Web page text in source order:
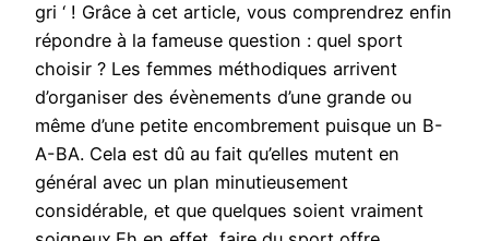
gri ‘ ! Grâce à cet article, vous comprendrez enfin
répondre à la fameuse question : quel sport
choisir ? Les femmes méthodiques arrivent
d’organiser des évènements d’une grande ou
même d’une petite encombrement puisque un B-
A-BA. Cela est dû au fait qu’elles mutent en
général avec un plan minutieusement
considérable, et que quelques soient vraiment